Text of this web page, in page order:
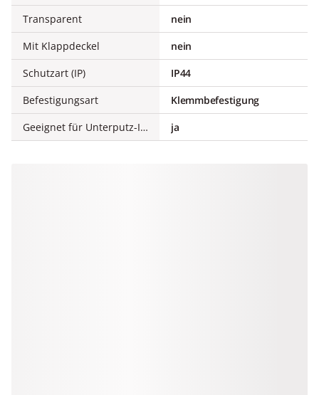
Transparent
nein
Mit Klappdeckel
nein
Schutzart (IP)
IP44
Befestigungsart
Klemmbefestigung
Geeignet für Unterputz-Installation
ja